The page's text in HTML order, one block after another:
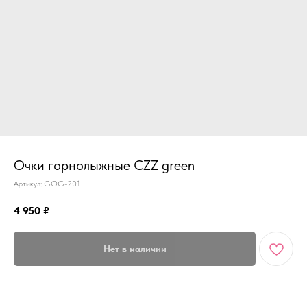
Очки горнолыжные CZZ green
Артикул: GOG-201
4 950 ₽
Нет в наличии